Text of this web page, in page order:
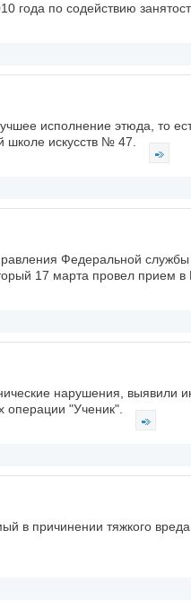
года по содействию
исполнение этюда, то
школе искусств № 47.
Федеральной
17 марта провел прием в
нарушения, выявили
операции "Ученик".
в причинении тяжкого